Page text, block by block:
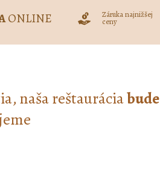
ONLINE Záruka najnižšej
ceny
naša reštaurácia